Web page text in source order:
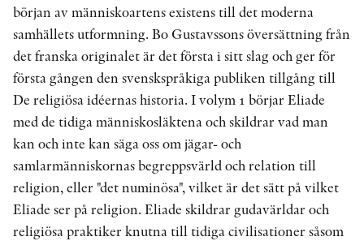
början av människoartens existens till det moderna
samhällets utformning. Bo Gustavssons översättning från
det franska originalet är det första i sitt slag och ger för
första gången den svenskspråkiga publiken tillgång till
De religiösa idéernas historia. I volym 1 börjar Eliade
med de tidiga människosläktena och skildrar vad man
kan och inte kan säga oss om jägar- och
samlarmänniskornas begreppsvärld och relation till
religion, eller "det numinösa", vilket är det sätt på vilket
Eliade ser på religion. Eliade skildrar gudavärldar och
religiösa praktiker knutna till tidiga civilisationer såsom